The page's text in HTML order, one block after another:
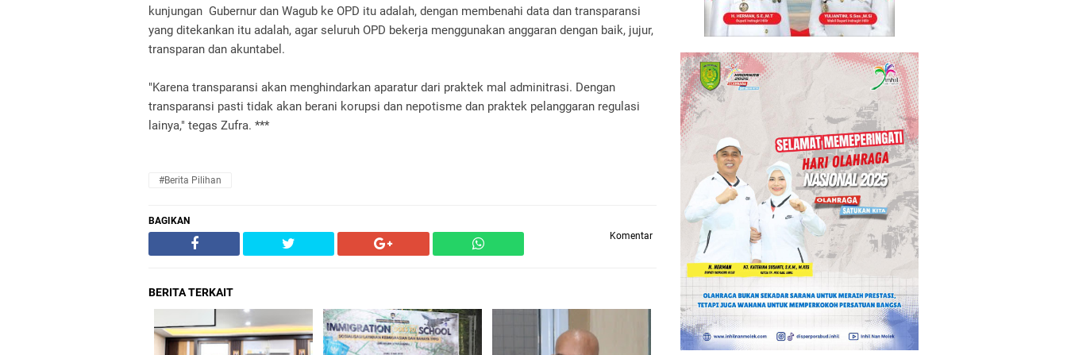
kunjungan Gubernur dan Wagub ke OPD itu adalah, dengan membenahi data dan transparansi
yang ditekankan itu adalah, agar seluruh OPD bekerja menggunakan anggaran dengan baik, jujur,
transparan dan akuntabel.
"Karena transparansi akan menghindarkan aparatur dari praktek mal adminitrasi. Dengan
transparansi pasti tidak akan berani korupsi dan nepotisme dan praktek pelanggaran regulasi
lainya," tegas Zufra. ***
#Berita Pilihan
BAGIKAN
Komentar
BERITA TERKAIT